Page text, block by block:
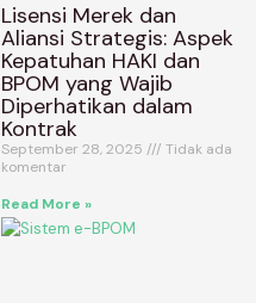
Lisensi Merek dan
Aliansi Strategis: Aspek
Kepatuhan HAKI dan
BPOM yang Wajib
Diperhatikan dalam
Kontrak
September 28, 2025
Tidak ada
komentar
Read More »